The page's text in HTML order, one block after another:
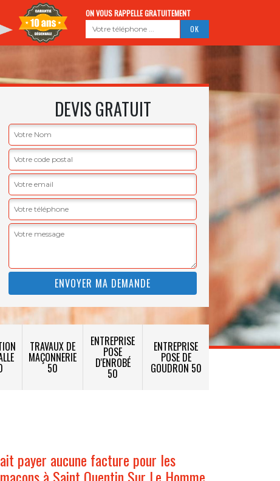
ON VOUS RAPPELLE GRATUITEMENT
DEVIS GRATUIT
TRAVAUX DE
MAÇONNERIE
50
ENTREPRISE
POSE
D'ENROBÉ
50
ENTREPRISE
POSE DE
GOUDRON 50
payer aucune facture pour les